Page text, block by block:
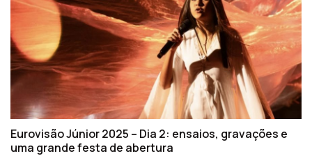
Eurovisão Júnior 2025 – Dia 2: ensaios, gravações e
uma grande festa de abertura